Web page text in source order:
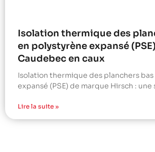
Isolation thermique des
en polystyrène expansé
Caudebec en caux
Isolation thermique des planchers
expansé (PSE) de marque Hirsch : une
Lire la suite »